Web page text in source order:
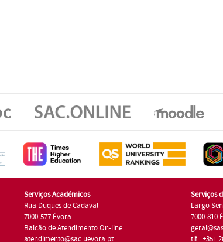
Serviços Académicos
Rua Duques de Cadaval
7000-577 Évora
Balcão de Atendimento On-line
atendimento@sac.uevora.pt
Serviços
Largo
7000-810
tlf.: +351